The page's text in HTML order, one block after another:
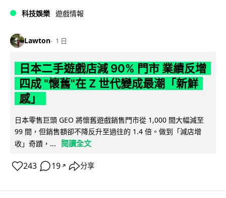
科技娛樂 遊戲情報
Lawton 1 日
日本二手遊戲店減 90% 門市 業績反增
四成 "懷舊"在 Z 世代變成最潮「新鮮
感」
日本零售巨頭 GEO 將懷舊遊戲銷售門市從 1,000 間大幅減至
99 間，但銷售額卻不降反升至過往的 1.4 倍。做到「減店增
收」奇蹟，...
閱讀全文
243 19 ↗ 分享